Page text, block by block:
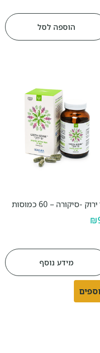
הוספה לסל
-סיקורה – 60 כמוסות
₪
מידע נוסף